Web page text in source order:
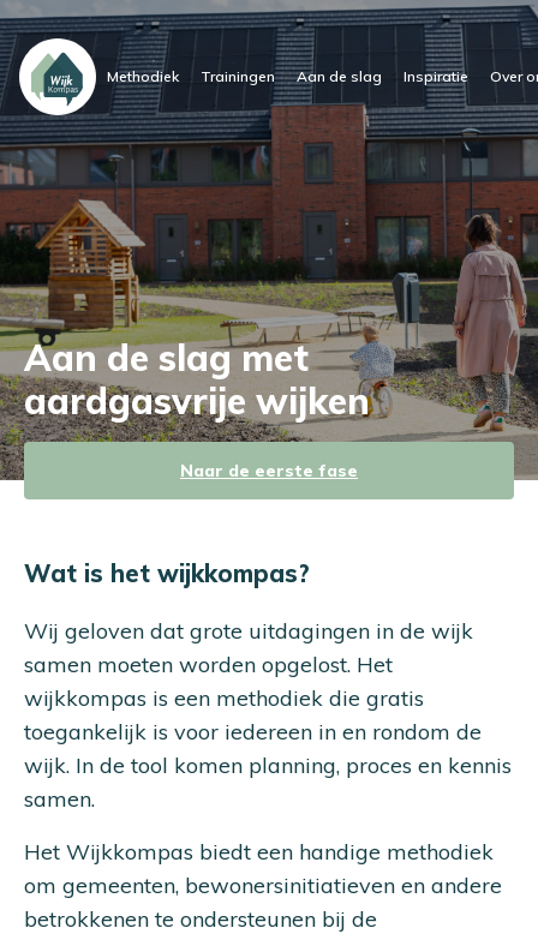
Methodiek Trainingen Aan de slag Inspiratie Over
Aan de slag met
aardgasvrije wijken
Naar de eerste fase
Wat is het wijkkompas?
Wij geloven dat grote uitdagingen in de wijk
samen moeten worden opgelost. Het
wijkkompas is een methodiek die gratis
toegankelijk is voor iedereen in en rondom de
wijk. In de tool komen planning, proces en kennis
samen.
Het Wijkkompas biedt een handige methodiek
om gemeenten, bewonersinitiatieven en andere
betrokkenen te ondersteunen bij de